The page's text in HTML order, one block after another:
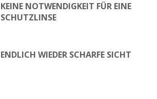
KEINE NOTWENDIGKEIT FÜR EINE
SCHUTZLINSE
ENDLICH WIEDER SCHARFE SICHT